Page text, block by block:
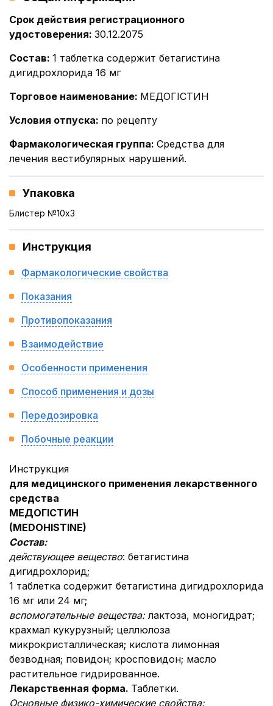
Срок действия регистрационного
удостоверения: 30.12.2075
Состав: 1 таблетка содержит бетагистина
дигидрохлорида 16 мг
Торговое наименование: МЕДОГІСТИН
Условия отпуска: по рецепту
Фармакологическая группа: Средства для
лечения вестибулярных нарушений.
Упаковка
Блистер №10x3
Инструкция
Фармакологические свойства
Показания
Противопоказания
Взаимодействие
Особенности применения
Способ применения и дозы
Передозировка
Побочные реакции
Инструкция
для медицинского применения лекарственного
средства
МЕДОГІСТИН
(MEDOHISTINE)
Состав:
действующее вещество: бетагистина
дигидрохлорид;
1 таблетка содержит бетагистина дигидрохлорида
16 мг или 24 мг;
вспомогательные вещества:лактоза, моногидрат;
крахмал кукурузный; целлюлоза
микрокристаллическая; кислота лимонная
безводная; повидон; кросповидон; масло
растительное гидрированное.
Лекарственная форма. Таблетки.
Основные физико-химические свойства: